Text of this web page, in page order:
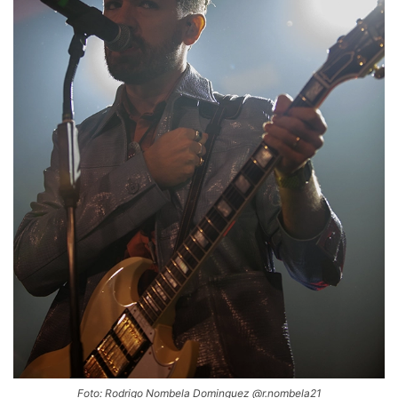
Foto: Rodrigo Nombela Dominguez @r.nombela21